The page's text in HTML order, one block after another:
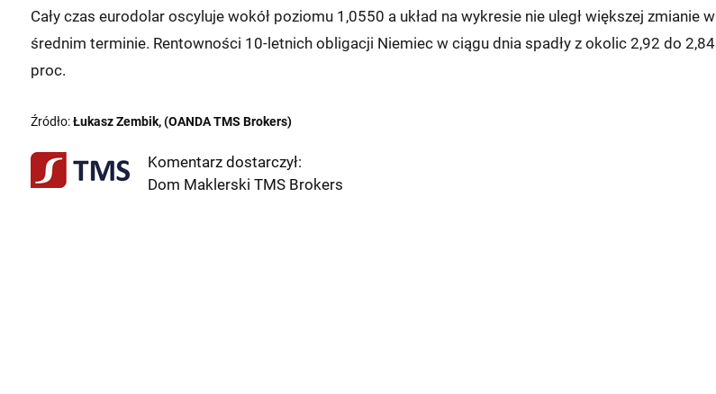
Cały czas eurodolar oscyluje wokół poziomu 1,0550 a układ na wykresie nie uległ większej zmianie w
średnim terminie. Rentowności 10-letnich obligacji Niemiec w ciągu dnia spadły z okolic 2,92 do 2,84
proc.
Źródło:Łukasz Zembik, (OANDA TMS Brokers)
Komentarz dostarczył:
Dom Maklerski TMS Brokers